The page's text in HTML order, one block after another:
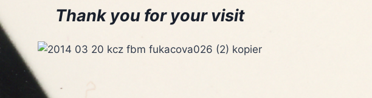
Thank you for your visit